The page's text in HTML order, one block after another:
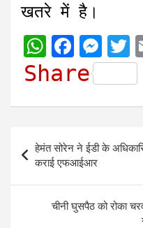
खतरे में है।
W
h
t
s
A
p
p
F
a
e
b
o
o
k
M
e
s
s
e
n
g
e
T
w
i
t
t
e
r
Share
Post
navigation
हेमंत सोरेन ने ईडी के
कराई एफआईआर
चीनी घुसपैठ को रोका